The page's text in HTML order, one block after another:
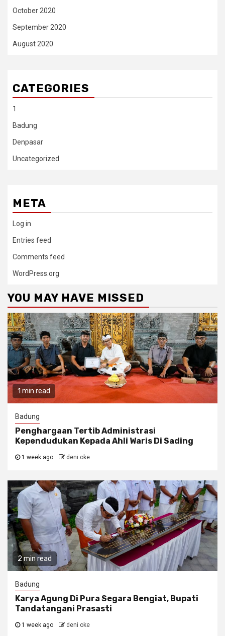
October 2020
September 2020
August 2020
CATEGORIES
1
Badung
Denpasar
Uncategorized
META
Log in
Entries feed
Comments feed
WordPress.org
YOU MAY HAVE MISSED
1 min read
Badung
Penghargaan Tertib Administrasi
Kependudukan Kepada Ahli Waris Di Sading
1 week ago deni oke
2 min read
Badung
Karya Agung Di Pura Segara Bengiat, Bupati
Tandatangani Prasasti
1 week ago deni oke